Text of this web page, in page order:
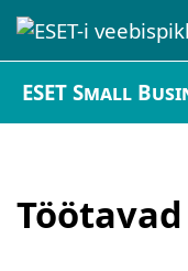
ESET Small